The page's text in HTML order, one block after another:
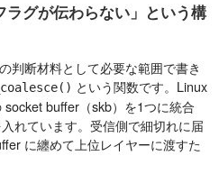
ラグが伝わらない」という構
判断材料として必要な範囲で書き
という関数です。Linux
buffer（skb）を1つに統合
れています。受信側で細切れに届
に纏めて上位レイヤーに渡すた